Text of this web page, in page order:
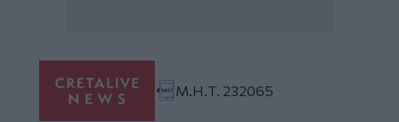
Μ.Η.Τ. 232065